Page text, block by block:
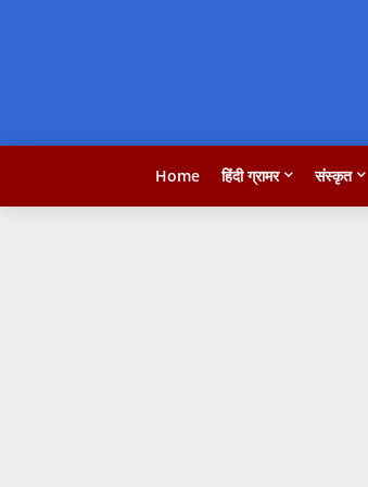
Home हिंदी ग्रामर संस्कृत